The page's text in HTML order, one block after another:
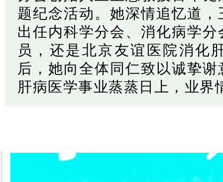
题纪念活动。她深情追忆道
出任内科学分会、消化病学
员，还是北京友谊医院消化
后，她向全体同仁致以诚挚
肝病医学事业蒸蒸日上，业界